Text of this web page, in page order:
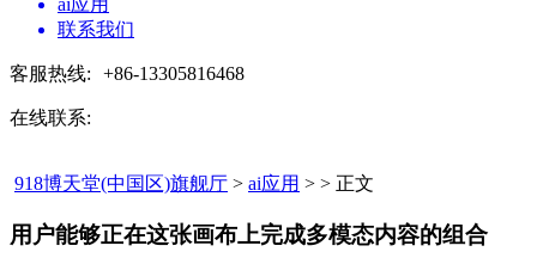
ai应用
联系我们
客服热线: +86-13305816468
在线联系:
918博天堂(中国区)旗舰厅 > ai应用 > > 正文
用户能够正在这张画布上完成多模态内容的组合​